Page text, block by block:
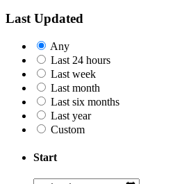
Last Updated
Any
Last 24 hours
Last week
Last month
Last six months
Last year
Custom
Start